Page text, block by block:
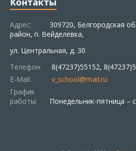
Адрес:
309720, Белгородская
район, п. Вейделевка,
ул. Центральная, д. 30
Телефон:
8(47237)55152,
E-Mail:
v_school@mail.ru
График
работы:
Понедельник-пятница –